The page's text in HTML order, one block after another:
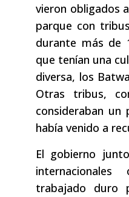
vieron obligados
parque con
durante más de
que tenían una
diversa, los
Otras tribus,
consideraban
había venido a
El gobierno
trabajado duro